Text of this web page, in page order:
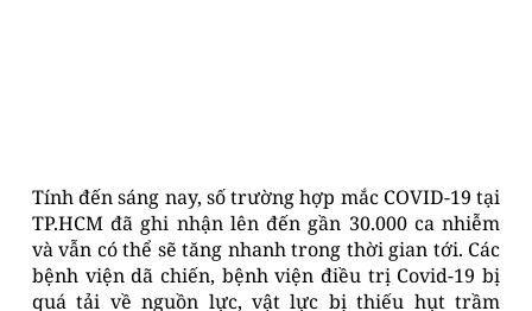
Tính đến sáng nay, số trường hợp mắc COVID-19 tại
TP.HCM đã ghi nhận lên đến gần 30.000 ca nhiễm
và vẫn có thể sẽ tăng nhanh trong thời gian tới. Các
bệnh viện dã chiến, bệnh viện điều trị Covid-19 bị
quá tải về nguồn lực, vật lực bị thiếu hụt trầm